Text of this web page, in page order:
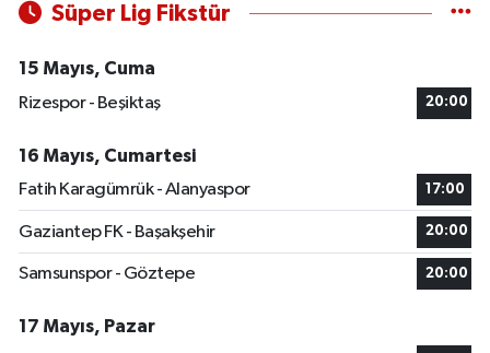
Süper Lig Fikstür
15 Mayıs, Cuma
Rizespor - Beşiktaş
20:00
16 Mayıs, Cumartesi
Fatih Karagümrük - Alanyaspor
17:00
Gaziantep FK - Başakşehir 20:00
Samsunspor - Göztepe 20:00
17 Mayıs, Pazar